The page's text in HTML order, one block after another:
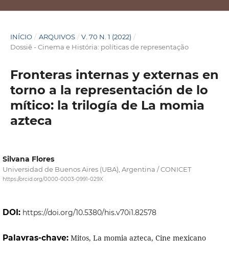
INÍCIO / ARQUIVOS / V. 70 N. 1 (2022) /
Dossiê - Cinema e História: políticas de representação
Fronteras internas y externas en
torno a la representación de lo
mítico: la trilogía de La momia
azteca
Silvana Flores
Universidad de Buenos Aires (UBA), Argentina / CONICET
https://orcid.org/0000-0003-0991-029X
DOI: https://doi.org/10.5380/his.v70i1.82578
Palavras-chave: Mitos, La momia azteca, Cine mexicano